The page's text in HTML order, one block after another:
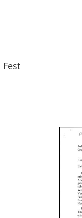
Fest